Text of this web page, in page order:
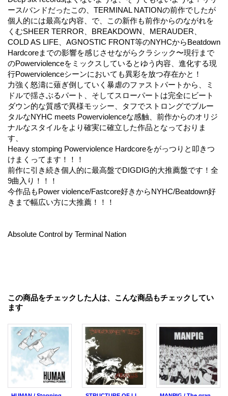
ース/バンドだったこの、TERMINAL NATIONの前作でしたが
個人的には最高な内容、で、この新作も前作からのながれを
くむSHEER TERROR、BREAKDOWN、MERAUDER、
COLD AS LIFE、AGNOSTIC FRONT等のNYHCからBeatdown
Hardcoreまでの影響を感じさせながらクラシック〜現行まで
のPowerviolenceをミックスしているとゆう内容、進化する現
行Powerviolenceシーンにおいても異彩を放つ存在かと！
力強く怒濤に薙ぎ倒していく暴虐のファストパートから、ミ
ドルで揺さぶるパート、そしてスローパートは完全にビート
ダウン的な質感で異様モッシー、タフでストロングでブルー
タルなNYHC meets Powerviolenceな感触、前作からのオリジ
ナルなスタイルをより確実に確立した作品となっておりま
す、
Heavy stomping Powerviolence Hardcoreをがっつりと叩きつ
けまくってます！！！
前作に引き続き個人的に最高盤でDIGDIG的大推薦盤です！全
9曲入り！！！
今作品もPower violence/Fastcore好きからNYHC/Beatdown好
きまで幅広い方に大推薦！！！
Absolute Control by Terminal Nation
この商品をチェックした人は、こんな商品もチェックしてい
ます